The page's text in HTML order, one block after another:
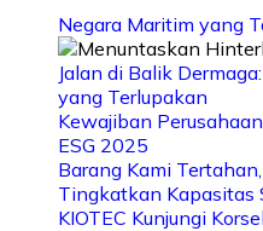
Negara Maritim yang
Jalan di Balik
yang Terlupakan
Kewajiban
ESG 2025
Barang Kami
Tingkatkan Kapasitas
KIOTEC Kunjungi Korsel